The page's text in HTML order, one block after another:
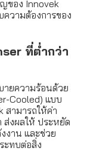
ของ Innovek
ความต้องการของ
ที่ต่ำกว่า
ายความร้อนด้วย
Cooled) แบบ
สามารถให้ค่า
งผลให้ ประหยัด
งาน และช่วย
ะทบต่อสิ่ง